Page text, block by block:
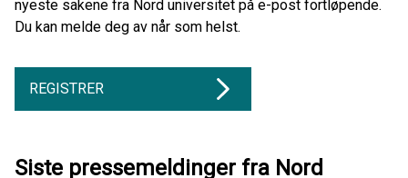
nyeste sakene fra Nord universitet på e-post fortløpende.
Du kan melde deg av når som helst.
REGISTRER
Siste pressemeldinger fra Nord